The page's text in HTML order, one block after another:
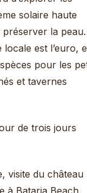
solaire haute
la peau.
est l’euro,
pour les
et tavernes
de trois jours
visite du château